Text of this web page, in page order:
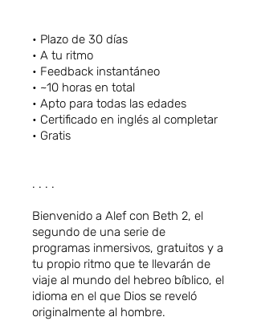
• Plazo de 30 días
• A tu ritmo
• Feedback instantáneo
• ~10 horas en total
• Apto para todas las edades
• Certificado en inglés al completar
• Gratis
. . . .
Bienvenido a Alef con Beth 2, el
segundo de una serie de
programas inmersivos, gratuitos y a
tu propio ritmo que te llevarán de
viaje al mundo del hebreo bíblico, el
idioma en el que Dios se reveló
originalmente al hombre.